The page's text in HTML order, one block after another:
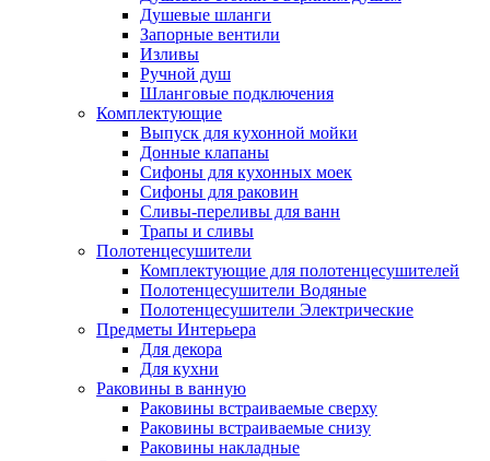
Душевые шланги
Запорные вентили
Изливы
Ручной душ
Шланговые подключения
Комплектующие
Выпуск для кухонной мойки
Донные клапаны
Сифоны для кухонных моек
Сифоны для раковин
Сливы-переливы для ванн
Трапы и сливы
Полотенцесушители
Комплектующие для полотенцесушителей
Полотенцесушители Водяные
Полотенцесушители Электрические
Предметы Интерьера
Для декора
Для кухни
Раковины в ванную
Раковины встраиваемые сверху
Раковины встраиваемые снизу
Раковины накладные